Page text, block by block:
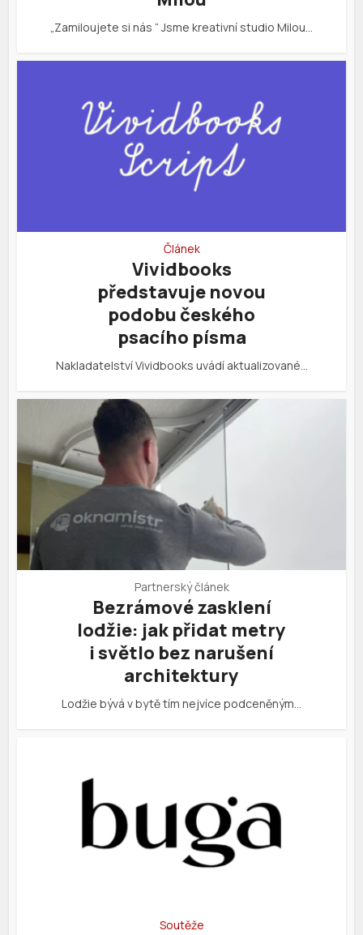
„Zamiloujete si nás “ Jsme kreativní studio Milou…
Článek
Vividbooks
představuje novou
podobu českého
psacího písma
Nakladatelství Vividbooks uvádí aktualizované…
Partnerský článek
Bezrámové zasklení
lodžie: jak přidat metry
i světlo bez narušení
architektury
Lodžie bývá v bytě tím nejvíce podceněným…
Soutěže